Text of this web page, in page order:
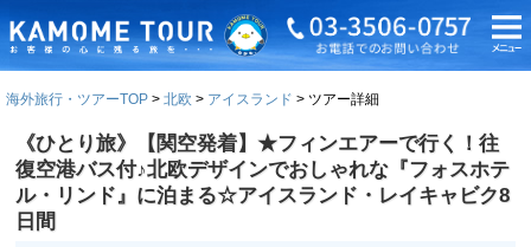
海外旅行・ツアーTOP 北欧 アイスランド ツアー詳細
《ひとり旅》【関空発着】★フィンエアーで行く！往
復空港バス付♪北欧デザインでおしゃれな『フォスホテ
ル・リンド』に泊まる☆アイスランド・レイキャビク8
日間